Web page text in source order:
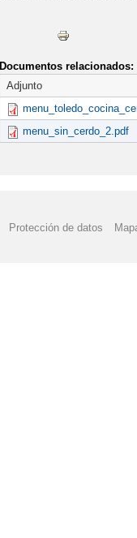
Documentos relacionados:
Adjunto
menu_sin_cerdo_2.pdf
Protección de datos